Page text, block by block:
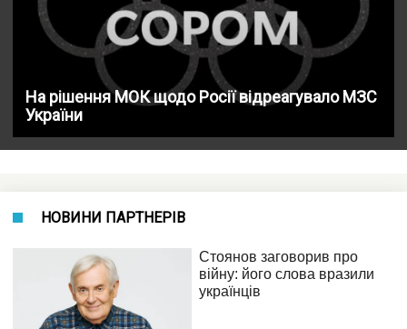
На рішення МОК щодо Росії відреагувало МЗС
України
НОВИНИ ПАРТНЕРІВ